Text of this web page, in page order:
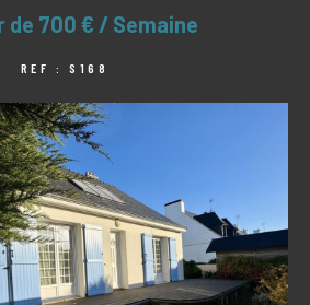
de 700 € / Semaine
REF : S168